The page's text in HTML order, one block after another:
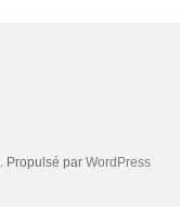
. Propulsé par WordPress